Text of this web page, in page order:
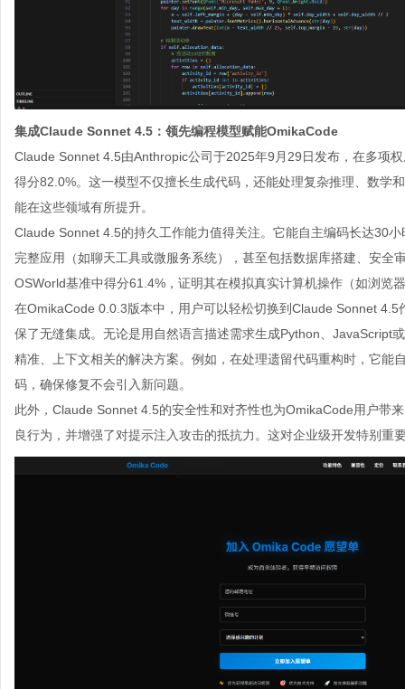
集成Claude Sonnet 4.5 ：领先编程模型赋能OmikaCode
Claude Sonnet 4.5由Anthropic公司于2025年9月29日发布，在多项
得分82.0%。这一模型不仅擅长生成代码，还能处理复杂推理、数学
能在这些领域有所提升。
Claude Sonnet 4.5的持久工作能力值得关注。它能自主编码长达30
完整应用（如聊天工具或微服务系统），甚至包括数据库搭建、安
OSWorld基准中得分61.4%，证明其在模拟真实计算机操作（如浏览
在OmikaCode 0.0.3版本中，用户可以轻松切换到Claude Sonnet
保了无缝集成。无论是用自然语言描述需求生成Python、JavaScript
精准、上下文相关的解决方案。例如，在处理遗留代码重构时，它能
码，确保修复不会引入新问题。
此外，Claude Sonnet 4.5的安全性和对齐性也为OmikaCode用户带
良行为，并增强了对提示注入攻击的抵抗力。这对企业级开发特别重